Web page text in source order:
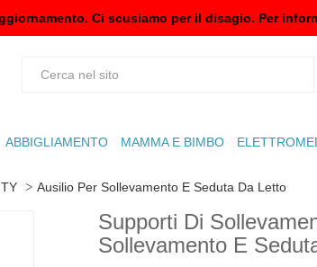
Ci scusiamo per il disagio. Per
ABBIGLIAMENTO MAMMA E BIMBO
Ausilio Per Sollevamento E Seduta Da Letto
Supporti Di
Sollevamento E